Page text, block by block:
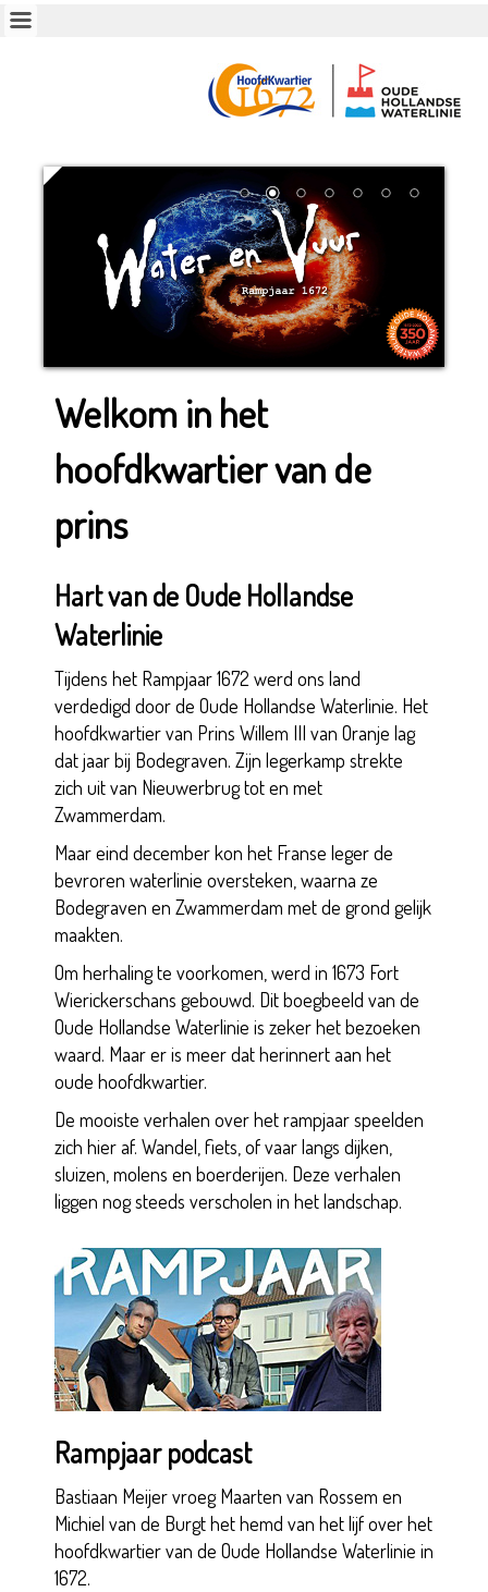
Welkom in het
hoofdkwartier van de
prins
Hart van de Oude Hollandse
Waterlinie
Tijdens het Rampjaar 1672 werd ons land
verdedigd door de Oude Hollandse Waterlinie. Het
hoofdkwartier van Prins Willem III van Oranje lag
dat jaar bij Bodegraven. Zijn legerkamp strekte
zich uit van Nieuwerbrug tot en met
Zwammerdam.
Maar eind december kon het Franse leger de
bevroren waterlinie oversteken, waarna ze
Bodegraven en Zwammerdam met de grond gelijk
maakten.
Om herhaling te voorkomen, werd in 1673 Fort
Wierickerschans gebouwd. Dit boegbeeld van de
Oude Hollandse Waterlinie is zeker het bezoeken
waard. Maar er is meer dat herinnert aan het
oude hoofdkwartier.
De mooiste verhalen over het rampjaar speelden
zich hier af. Wandel, fiets, of vaar langs dijken,
sluizen, molens en boerderijen. Deze verhalen
liggen nog steeds verscholen in het landschap.
Rampjaar podcast
Bastiaan Meijer vroeg Maarten van Rossem en
Michiel van de Burgt het hemd van het lijf over het
hoofdkwartier van de Oude Hollandse Waterlinie in
1672.